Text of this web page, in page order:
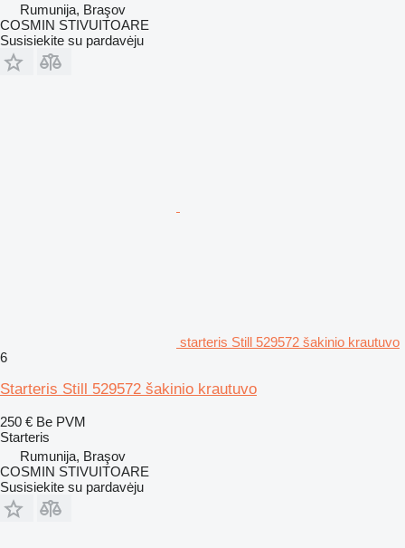
Rumunija, Braşov
COSMIN STIVUITOARE
Susisiekite su pardavėju
starteris Still 529572 šakinio krautuvo
6
Starteris Still 529572 šakinio krautuvo
250 € Be PVM
Starteris
Rumunija, Braşov
COSMIN STIVUITOARE
Susisiekite su pardavėju